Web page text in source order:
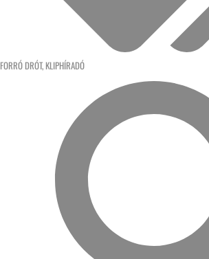
FORRÓ DRÓT, KLIPHÍRADÓ